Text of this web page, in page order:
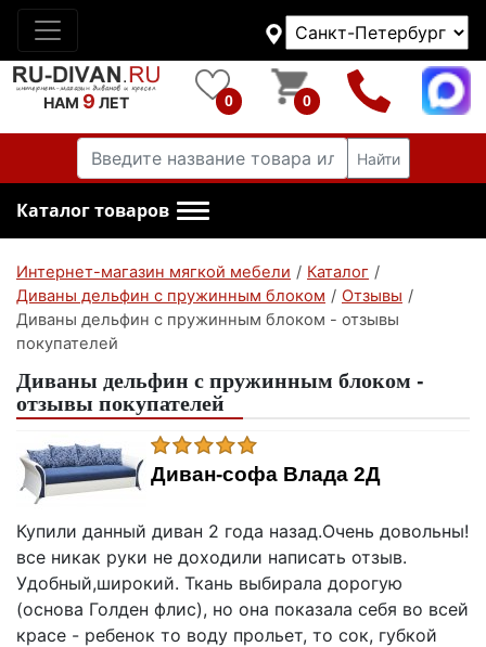
НАМ 9 ЛЕТ 0 0
Найти
Каталог товаров
Интернет-магазин мягкой мебели / Каталог /
Диваны дельфин с пружинным блоком / Отзывы /
Диваны дельфин с пружинным блоком - отзывы
покупателей
Диваны дельфин с пружинным блоком -
отзывы покупателей
Диван-софа Влада 2Д
Купили данный диван 2 года назад.Очень довольны!
все никак руки не доходили написать отзыв.
Удобный,широкий. Ткань выбирала дорогую
(основа Голден флис), но она показала себя во всей
красе - ребенок то воду прольет, то сок, губкой